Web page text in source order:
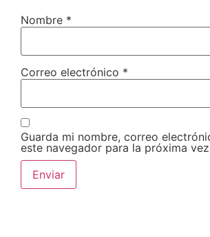
Nombre *
Correo electrónico *
Guarda mi nombre, correo
este navegador para la próxima